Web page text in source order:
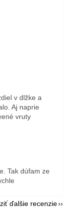
v dlžke a
Aj naprie
vruty
Tak dúfam ze
ďalšie recenzie